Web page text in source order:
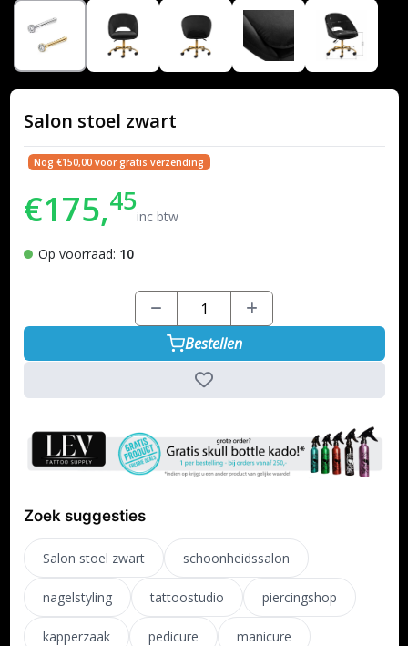
Salon stoel zwart
Nog €150,00 voor gratis verzending
€175,45inc btw
Op voorraad: 10
Bestellen
Zoek suggesties
Salon stoel zwart schoonheidssalon
nagelstyling tattoostudio piercingshop
kapperzaak pedicure manicure